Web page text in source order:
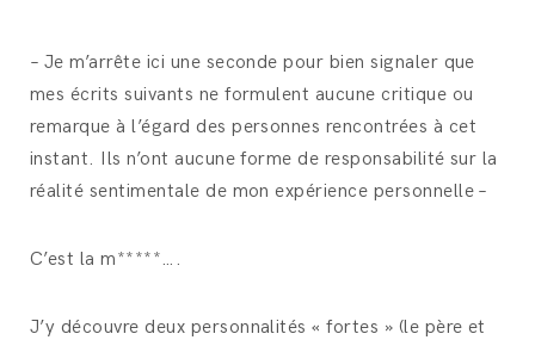
– Je m’arrête ici une seconde pour bien signaler que
mes écrits suivants ne formulent aucune critique ou
remarque à l’égard des personnes rencontrées à cet
instant. Ils n’ont aucune forme de responsabilité sur la
réalité sentimentale de mon expérience personnelle –
C’est la m*****….
J’y découvre deux personnalités « fortes » (le père et